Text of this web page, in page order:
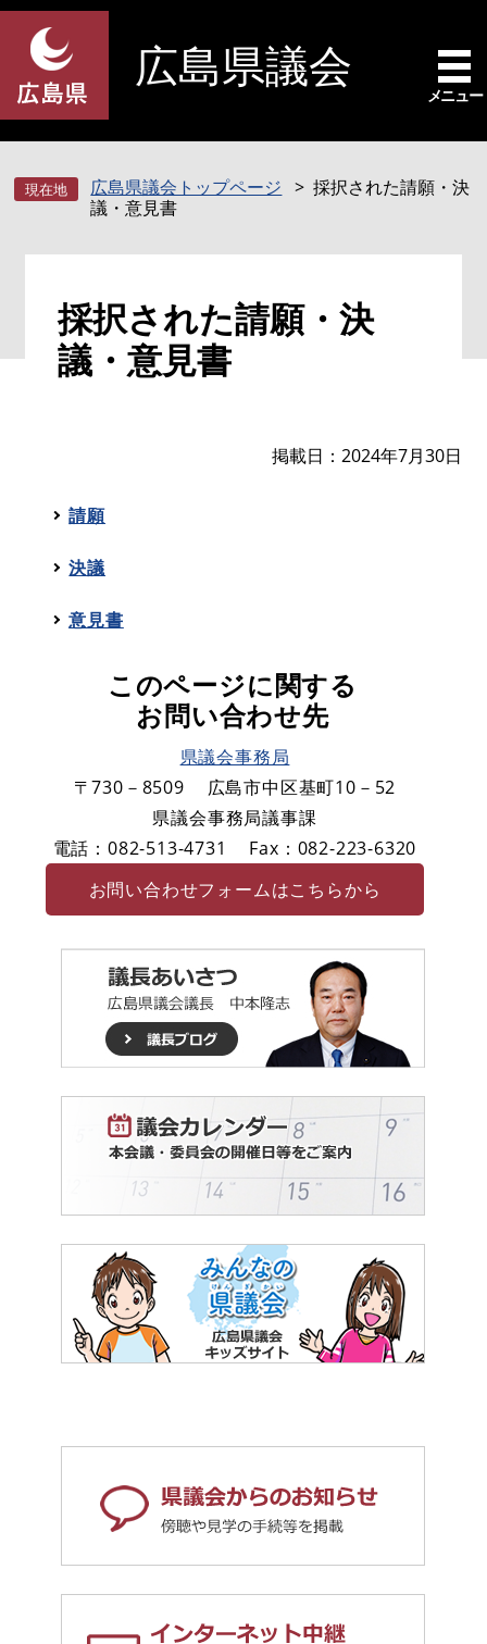
ペ
先
頭
す
メ
を
飛
し
広島県議会
メニュー
広島県議会トップページ
採択された請願・決
議・意見書
採択された請願・決
議・意見書
掲載日 2024年7月30日
請願
決議
意見書
このページに関する
お問い合わせ先
県議会事務局
〒730－8509
広島市中区基町10－52
県議会事務局議事課
電話：082-513-4731
Fax：082-223-6320
お問い合わせフォームはこちらから